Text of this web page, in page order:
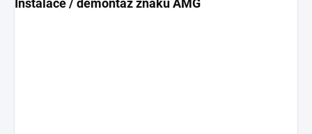
Instalace / demontáž znaku AMG